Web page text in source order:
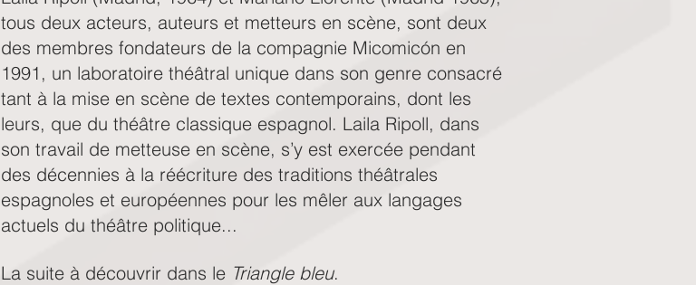
tous deux acteurs, auteurs et metteurs en scène, sont deux
des membres fondateurs de la compagnie Micomicón en
1991, un laboratoire théâtral unique dans son genre consacré
tant à la mise en scène de textes contemporains, dont les
leurs, que du théâtre classique espagnol. Laila Ripoll, dans
son travail de metteuse en scène, s’y est exercée pendant
des décennies à la réécriture des traditions théâtrales
espagnoles et européennes pour les mêler aux langages
actuels du théâtre politique...
La suite à découvrir dans le Triangle bleu.